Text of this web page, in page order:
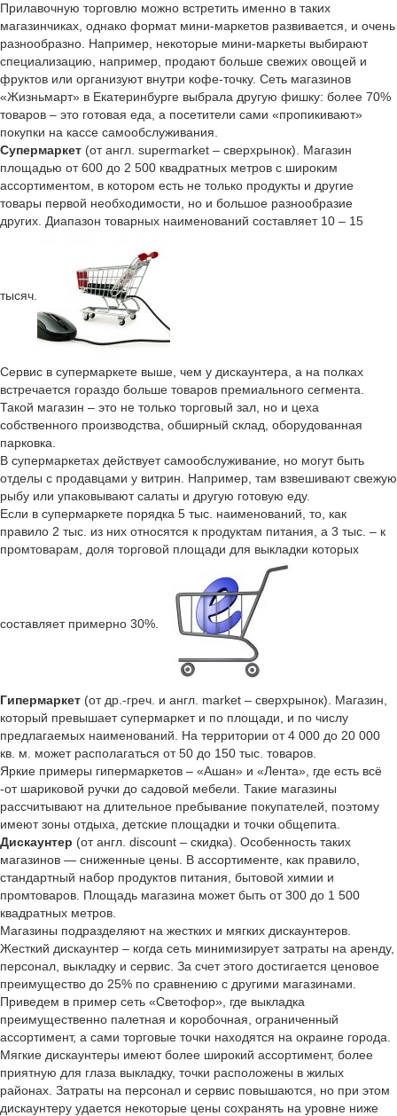
Прилавочную торговлю можно встретить именно в таких
магазинчиках, однако формат мини-маркетов развивается, и очень
разнообразно. Например, некоторые мини-маркеты выбирают
специализацию, например, продают больше свежих овощей и
фруктов или организуют внутри кофе-точку. Сеть магазинов
«Жизньмарт» в Екатеринбурге выбрала другую фишку: более 70%
товаров – это готовая еда, а посетители сами «пропикивают»
покупки на кассе самообслуживания.
Супермаркет (от англ. supermarket – сверхрынок). Магазин
площадью от 600 до 2 500 квадратных метров с широким
ассортиментом, в котором есть не только продукты и другие
товары первой необходимости, но и большое разнообразие
других. Диапазон товарных наименований составляет 10 – 15
тысяч.
Сервис в супермаркете выше, чем у дискаунтера, а на полках
встречается гораздо больше товаров премиального сегмента.
Такой магазин – это не только торговый зал, но и цеха
собственного производства, обширный склад, оборудованная
парковка.
В супермаркетах действует самообслуживание, но могут быть
отделы с продавцами у витрин. Например, там взвешивают свежую
рыбу или упаковывают салаты и другую готовую еду.
Если в супермаркете порядка 5 тыс. наименований, то, как
правило 2 тыс. из них относятся к продуктам питания, а 3 тыс. – к
промтоварам, доля торговой площади для выкладки которых
составляет примерно 30%.
Гипермаркет (от др.-греч. и англ. market – сверхрынок). Магазин,
который превышает супермаркет и по площади, и по числу
предлагаемых наименований. На территории от 4 000 до 20 000
кв. м. может располагаться от 50 до 150 тыс. товаров.
Яркие примеры гипермаркетов – «Ашан» и «Лента», где есть всё
-от шариковой ручки до садовой мебели. Такие магазины
рассчитывают на длительное пребывание покупателей, поэтому
имеют зоны отдыха, детские площадки и точки общепита.
Дискаунтер (от англ. discount – скидка). Особенность таких
магазинов — сниженные цены. В ассортименте, как правило,
стандартный набор продуктов питания, бытовой химии и
промтоваров. Площадь магазина может быть от 300 до 1 500
квадратных метров.
Магазины подразделяют на жестких и мягких дискаунтеров.
Жесткий дискаунтер – когда сеть минимизирует затраты на аренду,
персонал, выкладку и сервис. За счет этого достигается ценовое
преимущество до 25% по сравнению с другими магазинами.
Приведем в пример сеть «Светофор», где выкладка
преимущественно палетная и коробочная, ограниченный
ассортимент, а сами торговые точки находятся на окраине города.
Мягкие дискаунтеры имеют более широкий ассортимент, более
приятную для глаза выкладку, точки расположены в жилых
районах. Затраты на персонал и сервис повышаются, но при этом
дискаунтеру удается некоторые цены сохранять на уровне ниже